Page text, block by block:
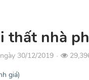
thất nhà
30/12/2019 ●
giá)